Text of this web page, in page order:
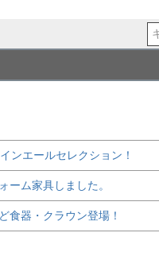
ンエールセレクション！
ーム家具しました。
食器・クラウン登場！